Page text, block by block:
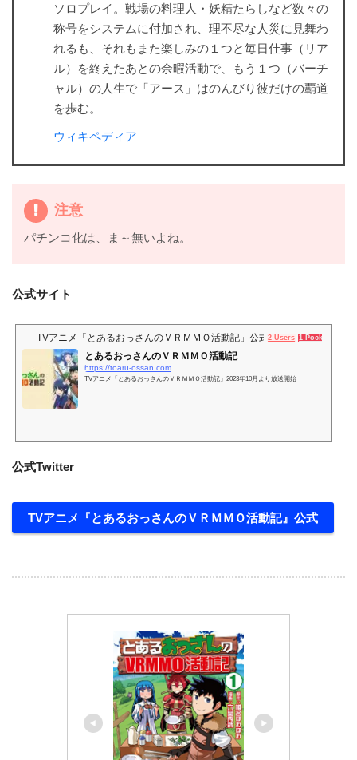
ソロプレイ。戦場の料理人・妖精たらしなど数々の
称号をシステムに付加され、理不尽な人災に見舞わ
れるも、それもまた楽しみの１つと毎日仕事（リア
ル）を終えたあとの余暇活動で、もう１つ（バーチ
ャル）の人生で「アース」はのんびり彼だけの覇道
を歩む。
ウィキペディア
注意
パチンコ化は、ま～無いよね。
公式サイト
TVアニメ「とあるおっさんのＶＲＭＭＯ活動記」公式サイト
2 Users 1 Pocket
とあるおっさんのＶＲＭＭＯ活動記
https://toaru-ossan.com
TVアニメ「とあるおっさんのＶＲＭＭＯ活動記」2023年10月より放送開始
公式Twitter
TVアニメ『とあるおっさんのＶＲＭＭＯ活動記』公式